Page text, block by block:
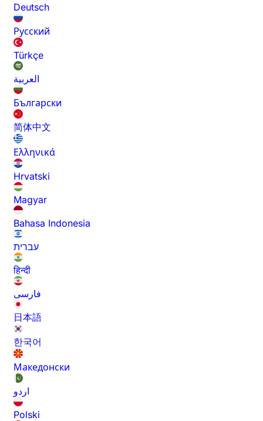
Deutsch
Русский
Türkçe
العربية
Български
简体中文
Ελληνικά
Hrvatski
Magyar
Bahasa Indonesia
עברית
हिन्दी
فارسی
日本語
한국어
Македонски
اردو
Polski